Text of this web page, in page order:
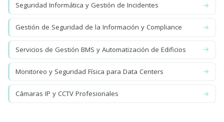
Seguridad Informática y Gestión de Incidentes
Gestión de Seguridad de la Información y Compliance
Servicios de Gestión BMS y Automatización de Edificios
Monitoreo y Seguridad Física para Data Centers
Cámaras IP y CCTV Profesionales